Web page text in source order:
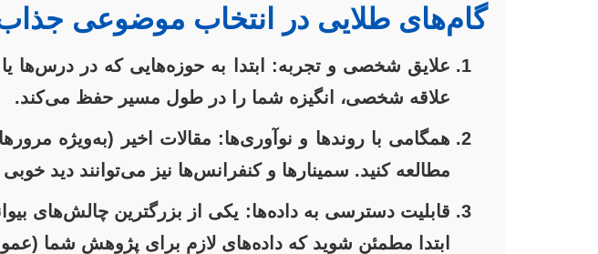
گام‌های طلایی در انتخاب موضوعی
علایق شخصی و تجربه:
ابتدا به حوزه‌هایی که در درس‌ها
علاقه شخصی، انگیزه شما را در طول مسیر حفظ می‌کند.
همگامی با روندها و نوآوری‌ها: مقالات اخیر (به‌ویژه
مطالعه کنید. سمینارها و کنفرانس‌ها نیز می‌توانند دید
قابلیت دسترسی به داده‌ها: یکی از بزرگترین چالش‌های
ابتدا مطمئن شوید که داده‌های لازم برای پژوهش شما